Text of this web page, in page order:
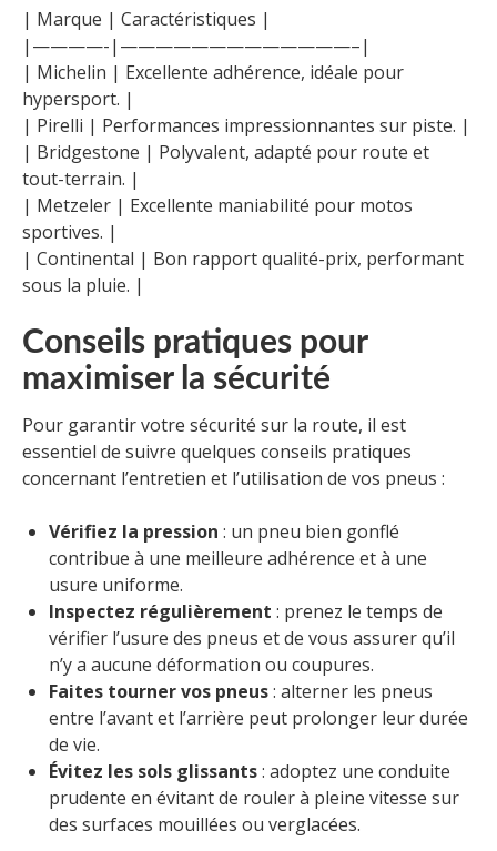
| Marque | Caractéristiques |
|————-|—————————————–|
| Michelin | Excellente adhérence, idéale pour
hypersport. |
| Pirelli | Performances impressionnantes sur piste. |
| Bridgestone | Polyvalent, adapté pour route et
tout-terrain. |
| Metzeler | Excellente maniabilité pour motos
sportives. |
| Continental | Bon rapport qualité-prix, performant
sous la pluie. |
Conseils pratiques pour
maximiser la sécurité
Pour garantir votre sécurité sur la route, il est
essentiel de suivre quelques conseils pratiques
concernant l’entretien et l’utilisation de vos pneus :
Vérifiez la pression : un pneu bien gonflé
contribue à une meilleure adhérence et à une
usure uniforme.
Inspectez régulièrement : prenez le temps de
vérifier l’usure des pneus et de vous assurer qu’il
n’y a aucune déformation ou coupures.
Faites tourner vos pneus: alterner les pneus
entre l’avant et l’arrière peut prolonger leur durée
de vie.
Évitez les sols glissants: adoptez une conduite
prudente en évitant de rouler à pleine vitesse sur
des surfaces mouillées ou verglacées.